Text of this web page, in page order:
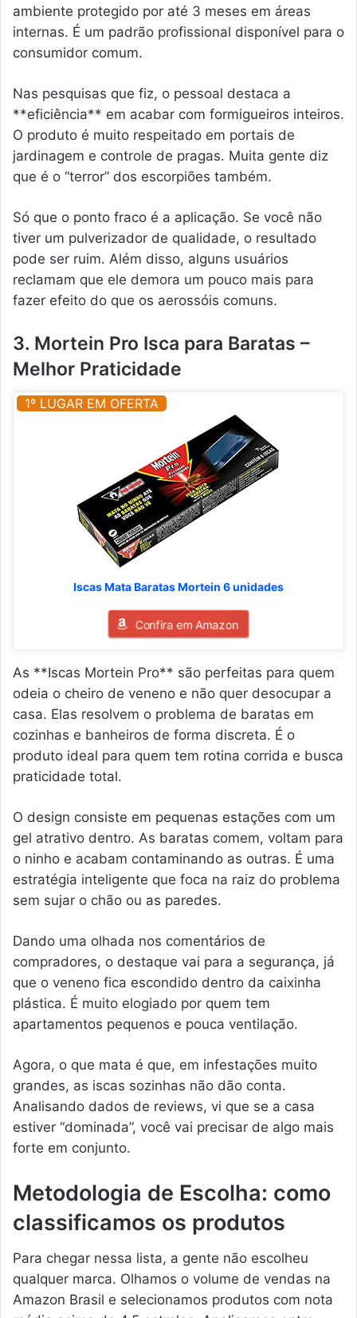
ambiente protegido por até 3 meses em áreas
internas. É um padrão profissional disponível para o
consumidor comum.
Nas pesquisas que fiz, o pessoal destaca a
**eficiência** em acabar com formigueiros inteiros.
O produto é muito respeitado em portais de
jardinagem e controle de pragas. Muita gente diz
que é o “terror” dos escorpiões também.
Só que o ponto fraco é a aplicação. Se você não
tiver um pulverizador de qualidade, o resultado
pode ser ruim. Além disso, alguns usuários
reclamam que ele demora um pouco mais para
fazer efeito do que os aerossóis comuns.
3. Mortein Pro Isca para Baratas –
Melhor Praticidade
1º LUGAR EM OFERTA
Iscas Mata Baratas Mortein 6 unidades
Confira em Amazon
As **Iscas Mortein Pro** são perfeitas para quem
odeia o cheiro de veneno e não quer desocupar a
casa. Elas resolvem o problema de baratas em
cozinhas e banheiros de forma discreta. É o
produto ideal para quem tem rotina corrida e busca
praticidade total.
O design consiste em pequenas estações com um
gel atrativo dentro. As baratas comem, voltam para
o ninho e acabam contaminando as outras. É uma
estratégia inteligente que foca na raiz do problema
sem sujar o chão ou as paredes.
Dando uma olhada nos comentários de
compradores, o destaque vai para a segurança, já
que o veneno fica escondido dentro da caixinha
plástica. É muito elogiado por quem tem
apartamentos pequenos e pouca ventilação.
Agora, o que mata é que, em infestações muito
grandes, as iscas sozinhas não dão conta.
Analisando dados de reviews, vi que se a casa
estiver “dominada”, você vai precisar de algo mais
forte em conjunto.
Metodologia de Escolha: como
classificamos os produtos
Para chegar nessa lista, a gente não escolheu
qualquer marca. Olhamos o volume de vendas na
Amazon Brasil e selecionamos produtos com nota